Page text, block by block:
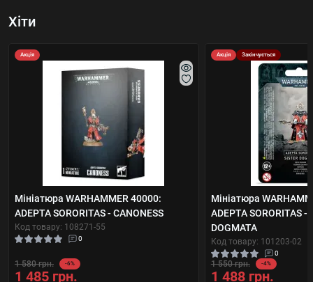
Хіти
Акція
Мініатюра WARHAMMER 40000:
ADEPTA SORORITAS - CANONESS
Код товару: 108271-55
0
1 580 грн. -6%
1 485 грн.
Акція Закінчується
Мініатюра
ADEPTA SORORITAS -
DOGMATA
Код товару: 101203-02
0
1 550 грн. -4%
1 488 грн.